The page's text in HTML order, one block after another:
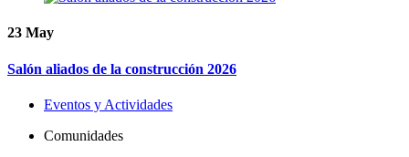
23 May
Salón aliados de la construcción 2026
Eventos y Actividades
Comunidades